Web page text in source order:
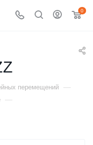
0
перемещений —
—